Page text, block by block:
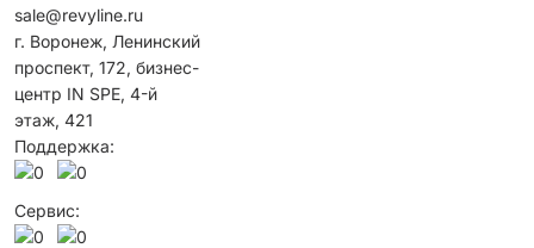
sale@revyline.ru
г. Воронеж, Ленинский
проспект, 172, бизнес-
центр IN SPE, 4-й
этаж, 421
Поддержка:
Сервис: